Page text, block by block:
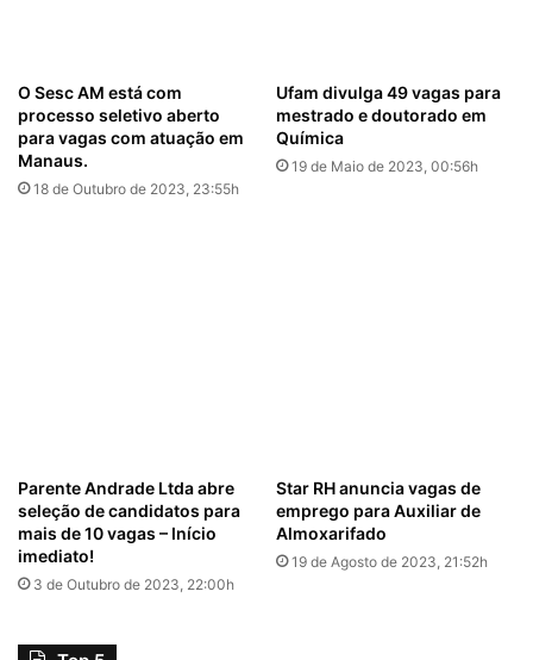
O Sesc AM está com
processo seletivo aberto
para vagas com atuação em
Manaus.
18 de Outubro de 2023, 23:55h
Ufam divulga 49 vagas para
mestrado e doutorado em
Química
19 de Maio de 2023, 00:56h
Parente Andrade Ltda abre
seleção de candidatos para
mais de 10 vagas – Início
imediato!
3 de Outubro de 2023, 22:00h
Star RH anuncia vagas de
emprego para Auxiliar de
Almoxarifado
19 de Agosto de 2023, 21:52h